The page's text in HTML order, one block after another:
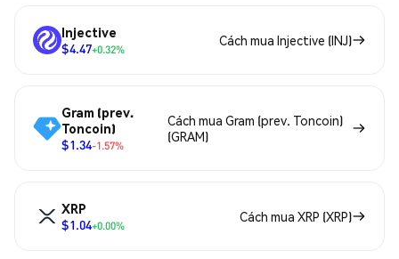
Injective
$4.47+0.32%
Cách mua Injective (INJ)
Gram (prev.
Toncoin)
$1.34-1.57%
Cách mua Gram (prev. Toncoin)
(GRAM)
XRP
$1.04+0.00%
Cách mua XRP (XRP)